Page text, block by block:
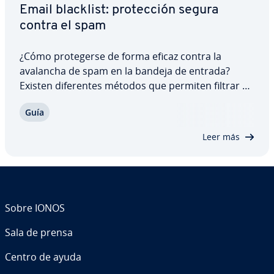
Email blacklist: pro­te­c­ción segura
contra el spam
¿Cómo pro­te­ge­r­se de forma eficaz contra la
avalancha de spam en la bandeja de entrada?
Existen di­fe­re­n­tes métodos que permiten filtrar y
llamadas listas negras. Pero, ¿qué hacer si tu
Guía
Leer más
Sobre IONOS
Sala de prensa
Centro de ayuda